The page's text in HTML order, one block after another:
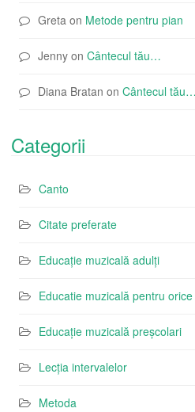
Greta on Metode pentru pian
Jenny on Cântecul tău…
Diana Bratan on Cântecul tău…
Categorii
Canto
Citate preferate
Educație muzicală adulți
Educatie muzicală pentru
Educație muzicală preșcolari
Lecția intervalelor
Metoda